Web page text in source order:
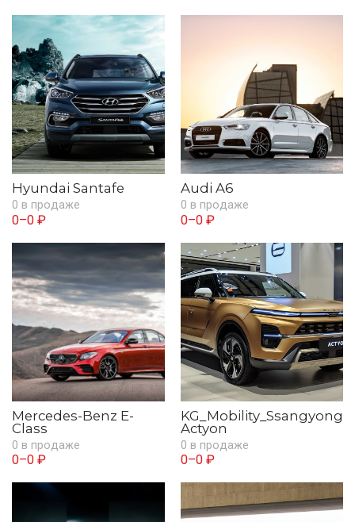
Hyundai Santafe
0 в продаже
0–0 ₽
Audi A6
0 в продаже
0–0 ₽
Mercedes-Benz E-
Class
0 в продаже
0–0 ₽
KG_Mobility_Ssangyong
Actyon
0 в продаже
0–0 ₽